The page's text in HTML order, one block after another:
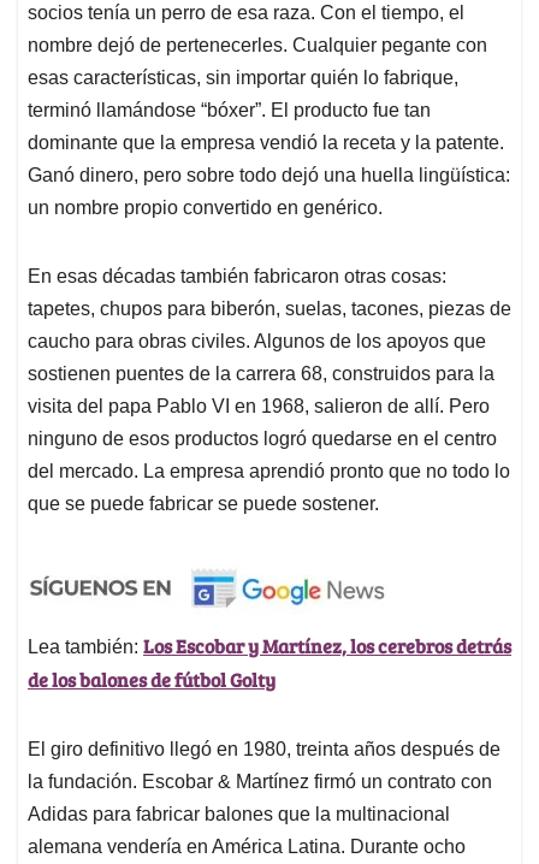
socios tenía un perro de esa raza. Con el tiempo, el
nombre dejó de pertenecerles. Cualquier pegante con
esas características, sin importar quién lo fabrique,
terminó llamándose “bóxer”. El producto fue tan
dominante que la empresa vendió la receta y la patente.
Ganó dinero, pero sobre todo dejó una huella lingüística:
un nombre propio convertido en genérico.
En esas décadas también fabricaron otras cosas:
tapetes, chupos para biberón, suelas, tacones, piezas de
caucho para obras civiles. Algunos de los apoyos que
sostienen puentes de la carrera 68, construidos para la
visita del papa Pablo VI en 1968, salieron de allí. Pero
ninguno de esos productos logró quedarse en el centro
del mercado. La empresa aprendió pronto que no todo lo
que se puede fabricar se puede sostener.
Lea también: Los Escobar y Martínez, los cerebros detrás
de los balones de fútbol Golty
El giro definitivo llegó en 1980, treinta años después de
la fundación. Escobar & Martínez firmó un contrato con
Adidas para fabricar balones que la multinacional
alemana vendería en América Latina. Durante ocho